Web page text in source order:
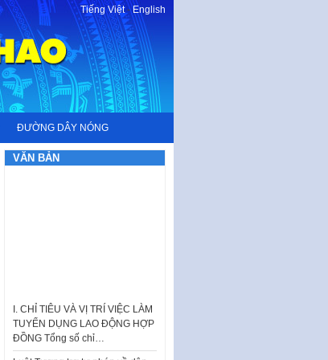
Tiếng Việt-English
ĐƯỜNG DÂY NÓNG
VĂN BẢN
TUYỂN DỤNG LAO ĐỘNG HỢP
ĐỒNG Tổng số chỉ…
Luật Tương trợ tư pháp về dân